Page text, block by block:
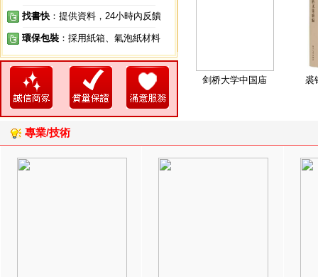
找書快 ：提供資料，24小時內反饋
環保包裝 ：採用紙箱、氣泡紙材料
剑桥大学中国庙 裘
專業/技術